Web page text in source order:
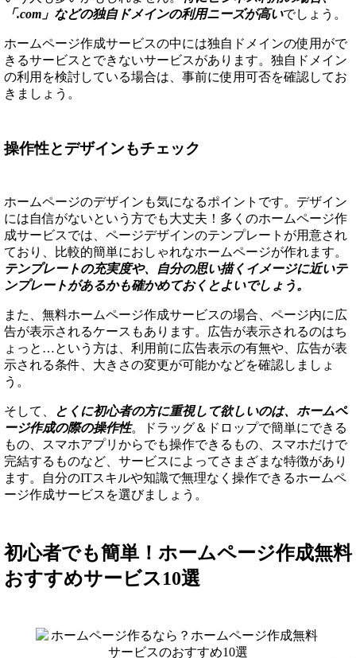
「.com」などの独自ドメインの利用ニーズが高いでしょう。
ホームページ作成サービスの中には独自ドメインの使用がで
きるサービスとできないサービスがあります。独自ドメイン
の利用を検討している場合は、事前に使用可否を確認してお
きましょう。
操作性とデザインもチェック
ホームページのデザインも気になるポイントです。デザイン
には自信がないという方でも大丈夫！多くのホームページ作
成サービスでは、ページデザインのテンプレートが用意され
ており、比較的簡単におしゃれなホームページが作れます。
テンプレートの充実度や、自分の思い描くイメージに近いテ
ンプレートがあるかも確かめておくとよいでしょう。
また、無料ホームページ作成サービスの場合、ページ内に広
告が表示されるケースもあります。広告が表示されるのはち
ょっと…という方は、利用前に広告表示の有無や、広告が表
示される条件、大きさの変更が可能かなどを確認しましょ
う。
そして、
とくに初心者の方に重視して欲しいのは、ホームペ
ージ作成の際の操作性。ドラッグ＆ドロップで簡単にできる
もの、スマホアプリからでも操作できるもの、スマホだけで
完結するものなど、サービスによってさまざまな特徴があり
ます。自分のITスキルや知識で無理なく操作できるホームペ
ージ作成サービスを選びましょう。
初心者でも簡単！ホームページ作成無料
おすすめサービス10選